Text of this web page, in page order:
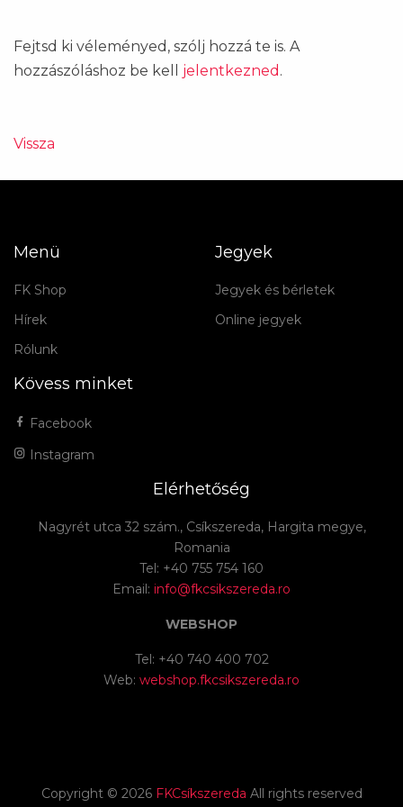
Fejtsd ki véleményed, szólj hozzá te is. A
hozzászóláshoz be kell jelentkezned .
Vissza
Menü
FK Shop
Hírek
Rólunk
Jegyek
Jegyek és bérletek
Online jegyek
Kövess minket
Facebook
Instagram
Elérhetőség
Nagyrét utca 32 szám., Csíkszereda, Hargita megye,
Romania
Tel: +40 755 754 160
Email: info@fkcsikszereda.ro
WEBSHOP
Tel: +40 740 400 702
Web: webshop.fkcsikszereda.ro
Copyright © 2026 FKCsíkszereda All rights reserved